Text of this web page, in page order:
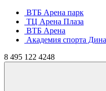
ВТБ Арена парк
ТЦ Арена Плаза
ВТБ Арена
Академия спорта
8 495 122 4248